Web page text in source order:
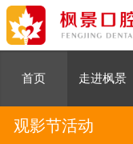
首页 走进枫景
观影节活动